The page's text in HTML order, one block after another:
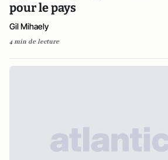
pour le pays
Gil Mihaely
4 min de lecture